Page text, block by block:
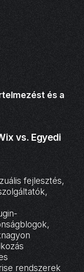
és a
vs. Egyedi
fejlesztés,
nagyon
rendszerek